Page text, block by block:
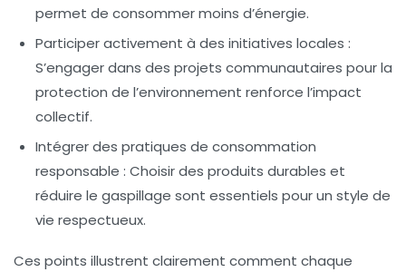
permet de consommer moins d’énergie.
Participer activement à des initiatives locales :
S’engager dans des projets communautaires pour la
protection de l’environnement renforce l’impact
collectif.
Intégrer des pratiques de consommation
responsable : Choisir des produits durables et
réduire le gaspillage sont essentiels pour un style de
vie respectueux.
Ces points illustrent clairement comment chaque